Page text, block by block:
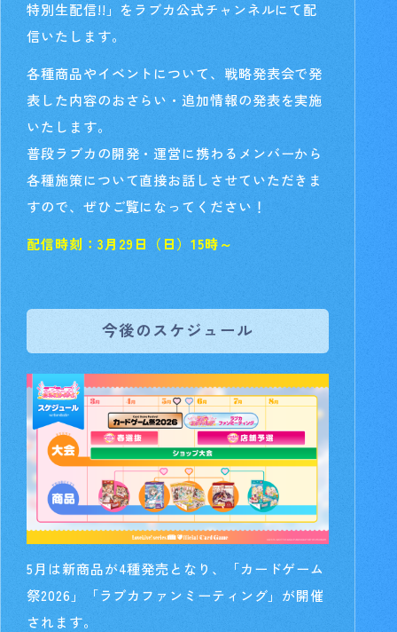
特別生配信!!」 をラブカ公式チャンネルにて配
信いたします。
各種商品やイベントについて、戦略発表会で発
表した内容のおさらい・追加情報の発表を実施
いたします。
普段ラブカの開発・運営に携わるメンバーから
各種施策について直接お話しさせていただきま
すので、ぜひご覧になってください！
配信時刻：3月29日（日）15時～
今後のスケジュール
5月は新商品が4種発売となり、「カードゲーム
祭2026」「ラブカファンミーティング」が開催
されます。